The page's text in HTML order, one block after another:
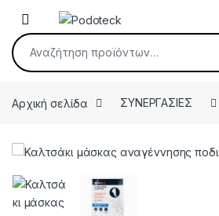
Skip to navigation
Skip to content
Open
Αναζήτηση για:
Αρχική σελίδα ΣΥΝΕΡΓΑΣΙΕΣ